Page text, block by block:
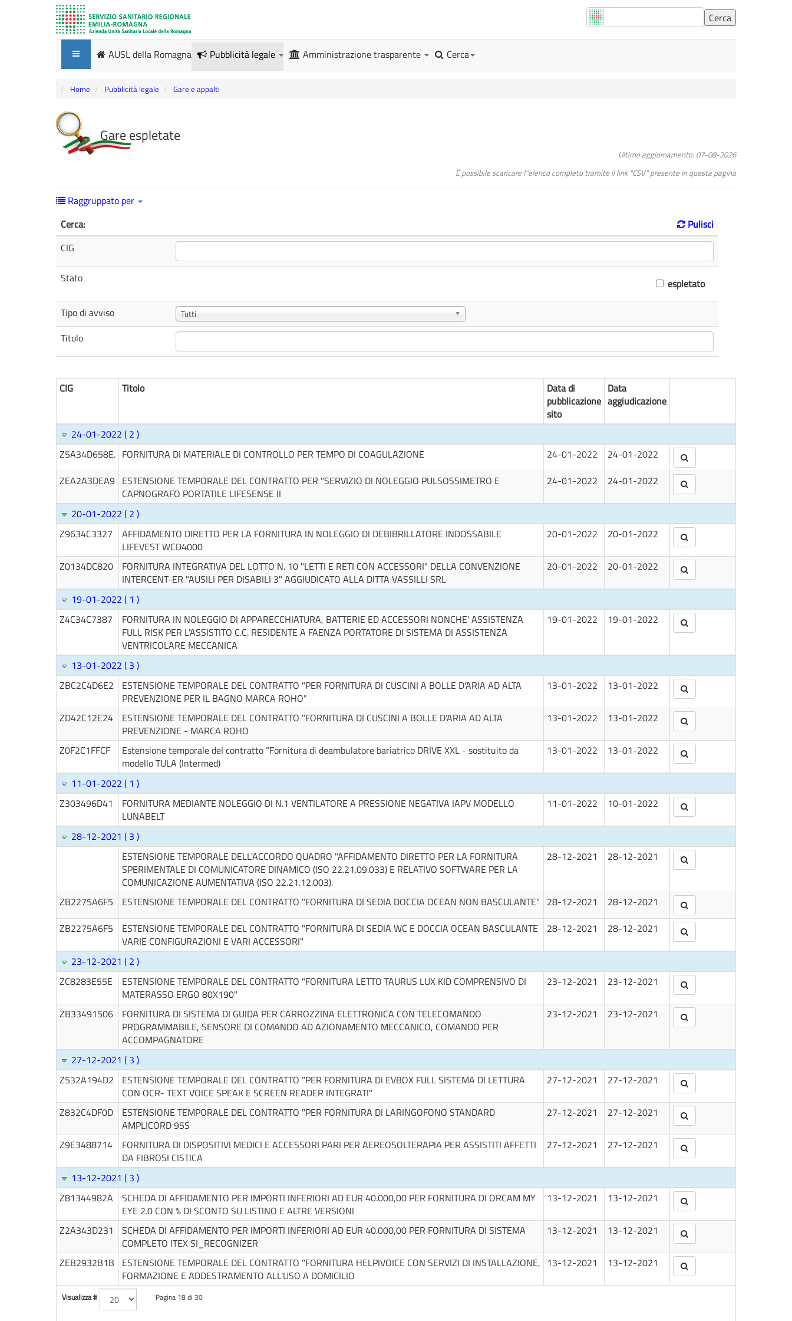
AUSL della Romagna Pubblicità legale Amministrazione trasparente Cerca
Home Pubblicità legale Gare e appalti
Gare espletate
Ultimo aggiornamento: 07-08-2026
È possibile scaricare l"elenco completo tramite il link "CSV" presente in questa pagina
Raggruppato per
Cerca:
Pulisci
CIG
Stato espletato
Tipo di avviso Tutti
Titolo
CIG Titolo
Data di
pubblicazione
sito
Data
aggiudicazione
Visualizza # Pagina 18 di 30
24-01-2022 ( 2 )
Z5A34D658E. FORNITURA DI MATERIALE DI CONTROLLO PER TEMPO DI COAGULAZIONE 24-01-2022
24-01-2022
ZEA2A3DEA9 ESTENSIONE TEMPORALE DEL CONTRATTO PER "SERVIZIO DI NOLEGGIO PULSOSSIMETRO E
CAPNOGRAFO PORTATILE LIFESENSE II
24-01-2022 24-01-2022
20-01-2022 ( 2 )
Z9634C3327
AFFIDAMENTO DIRETTO PER LA FORNITURA IN NOLEGGIO DI DEBIBRILLATORE INDOSSABILE
LIFEVEST WCD4000
20-01-2022 20-01-2022
Z0134DC820
FORNITURA INTEGRATIVA DEL LOTTO N. 10 "LETTI E RETI CON ACCESSORI" DELLA CONVENZIONE
INTERCENT-ER "AUSILI PER DISABILI 3" AGGIUDICATO ALLA DITTA VASSILLI SRL
20-01-2022 20-01-2022
19-01-2022 ( 1 )
Z4C34C7387
FORNITURA IN NOLEGGIO DI APPARECCHIATURA, BATTERIE ED ACCESSORI NONCHE' ASSISTENZA
FULL RISK PER L'ASSISTITO C.C. RESIDENTE A FAENZA PORTATORE DI SISTEMA DI ASSISTENZA
VENTRICOLARE MECCANICA
19-01-2022 19-01-2022
13-01-2022 ( 3 )
ZBC2C4D6E2
ESTENSIONE TEMPORALE DEL CONTRATTO "PER FORNITURA DI CUSCINI A BOLLE D'ARIA AD ALTA
PREVENZIONE PER IL BAGNO MARCA ROHO"
13-01-2022 13-01-2022
ZD42C12E24
ESTENSIONE TEMPORALE DEL CONTRATTO "FORNITURA DI CUSCINI A BOLLE D'ARIA AD ALTA
PREVENZIONE - MARCA ROHO
13-01-2022 13-01-2022
Z0F2C1FFCF
Estensione temporale del contratto “Fornitura di deambulatore bariatrico DRIVE XXL - sostituito da
modello TULA (Intermed)
13-01-2022 13-01-2022
11-01-2022 ( 1 )
Z303496D41
FORNITURA MEDIANTE NOLEGGIO DI N.1 VENTILATORE A PRESSIONE NEGATIVA IAPV MODELLO
LUNABELT
11-01-2022 10-01-2022
28-12-2021 ( 3 )
ESTENSIONE TEMPORALE DELL'ACCORDO QUADRO "AFFIDAMENTO DIRETTO PER LA FORNITURA
SPERIMENTALE DI COMUNICATORE DINAMICO (ISO 22.21.09.033) E RELATIVO SOFTWARE PER LA
COMUNICAZIONE AUMENTATIVA (ISO 22.21.12.003).
28-12-2021 28-12-2021
ZB2275A6F5 ESTENSIONE TEMPORALE DEL CONTRATTO "FORNITURA DI SEDIA DOCCIA OCEAN NON BASCULANTE" 28-12-2021
28-12-2021
ZB2275A6F5
ESTENSIONE TEMPORALE DEL CONTRATTO "FORNITURA DI SEDIA WC E DOCCIA OCEAN BASCULANTE
VARIE CONFIGURAZIONI E VARI ACCESSORI"
28-12-2021 28-12-2021
23-12-2021 ( 2 )
ZC8283E55E
ESTENSIONE TEMPORALE DEL CONTRATTO "FORNITURA LETTO TAURUS LUX KID COMPRENSIVO DI
MATERASSO ERGO 80X190"
23-12-2021 23-12-2021
ZB33491506
FORNITURA DI SISTEMA DI GUIDA PER CARROZZINA ELETTRONICA CON TELECOMANDO
PROGRAMMABILE, SENSORE DI COMANDO AD AZIONAMENTO MECCANICO, COMANDO PER
ACCOMPAGNATORE
23-12-2021 23-12-2021
27-12-2021 ( 3 )
Z532A194D2
ESTENSIONE TEMPORALE DEL CONTRATTO "PER FORNITURA DI EVBOX FULL SISTEMA DI LETTURA
CON OCR- TEXT VOICE SPEAK E SCREEN READER INTEGRATI"
27-12-2021 27-12-2021
Z832C4DF0D
ESTENSIONE TEMPORALE DEL CONTRATTO "PER FORNITURA DI LARINGOFONO STANDARD
AMPLICORD 95S
27-12-2021 27-12-2021
Z9E3488714
FORNITURA DI DISPOSITIVI MEDICI E ACCESSORI PARI PER AEREOSOLTERAPIA PER ASSISTITI AFFETTI
DA FIBROSI CISTICA
27-12-2021 27-12-2021
13-12-2021 ( 3 )
Z81344982A
SCHEDA DI AFFIDAMENTO PER IMPORTI INFERIORI AD EUR 40.000,00 PER FORNITURA DI ORCAM MY
EYE 2.0 CON % DI SCONTO SU LISTINO E ALTRE VERSIONI
13-12-2021 13-12-2021
Z2A343D231
SCHEDA DI AFFIDAMENTO PER IMPORTI INFERIORI AD EUR 40.000,00 PER FORNITURA DI SISTEMA
COMPLETO ITEX SI_RECOGNIZER
13-12-2021 13-12-2021
ZEB2932B1B
ESTENSIONE TEMPORALE DEL CONTRATTO "FORNITURA HELPIVOICE CON SERVIZI DI INSTALLAZIONE,
FORMAZIONE E ADDESTRAMENTO ALL'USO A DOMICILIO
13-12-2021 13-12-2021